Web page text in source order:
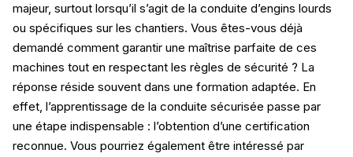
majeur, surtout lorsqu’il s’agit de la conduite d’engins lourds
ou spécifiques sur les chantiers. Vous êtes-vous déjà
demandé comment garantir une maîtrise parfaite de ces
machines tout en respectant les règles de sécurité ? La
réponse réside souvent dans une formation adaptée. En
effet, l’apprentissage de la conduite sécurisée passe par
une étape indispensable : l’obtention d’une certification
reconnue. Vous pourriez également être intéressé par